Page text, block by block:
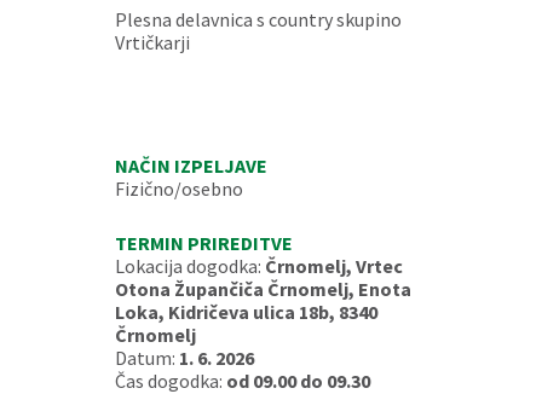
Plesna delavnica s country skupino
Vrtičkarji
NAČIN IZPELJAVE
Fizično/osebno
TERMIN PRIREDITVE
Lokacija dogodka: Črnomelj, Vrtec
Otona Župančiča Črnomelj, Enota
Loka, Kidričeva ulica 18b, 8340
Črnomelj
Datum: 1. 6. 2026
Čas dogodka: od 09.00 do 09.30